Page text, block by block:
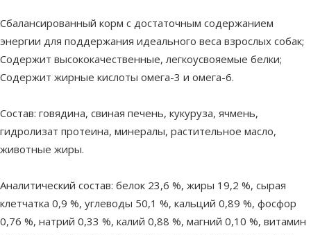
Сбалансированный корм с достаточным содержанием
энергии для поддержания идеального веса взрослых собак;
Содержит высококачественные, легкоусвояемые белки;
Содержит жирные кислоты омега-3 и омега-6.
Состав: говядина, свиная печень, кукуруза, ячмень,
гидролизат протеина, минералы, растительное масло,
животные жиры.
Аналитический состав: белок 23,6 %, жиры 19,2 %, сырая
клетчатка 0,9 %, углеводы 50,1 %, кальций 0,89 %, фосфор
0,76 %, натрий 0,33 %, калий 0,88 %, магний 0,10 %, витамин